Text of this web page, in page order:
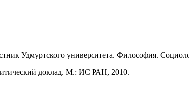
Удмуртского университета. Философия.
доклад. М.: ИС РАН, 2010.